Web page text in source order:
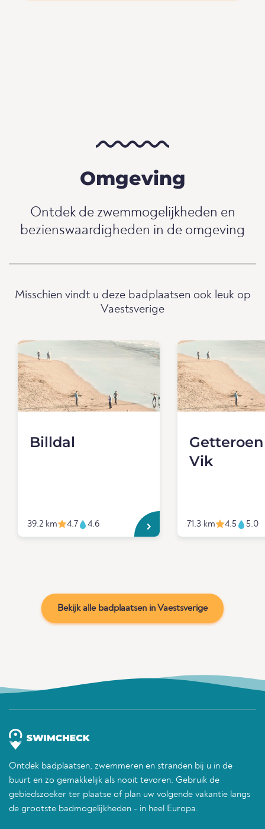
Omgeving
Ontdek de zwemmogelijkheden en
bezienswaardigheden in de omgeving
Misschien vindt u deze badplaatsen ook leuk op
Vaestsverige
Billdal
39.2 km 4.7 4.6
Getteroen
Vik
71.3 km 4.5 5.0
Bekijk alle badplaatsen in Vaestsverige
Ontdek badplaatsen, zwemmeren en stranden bij u in de
buurt en zo gemakkelijk als nooit tevoren. Gebruik de
gebiedszoeker ter plaatse of plan uw volgende vakantie langs
de grootste badmogelijkheden - in heel Europa.